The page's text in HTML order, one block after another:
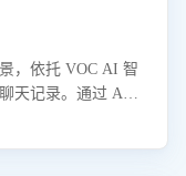
，依托 VOC AI 智
天记录。通过 AI
略，助力商家快速